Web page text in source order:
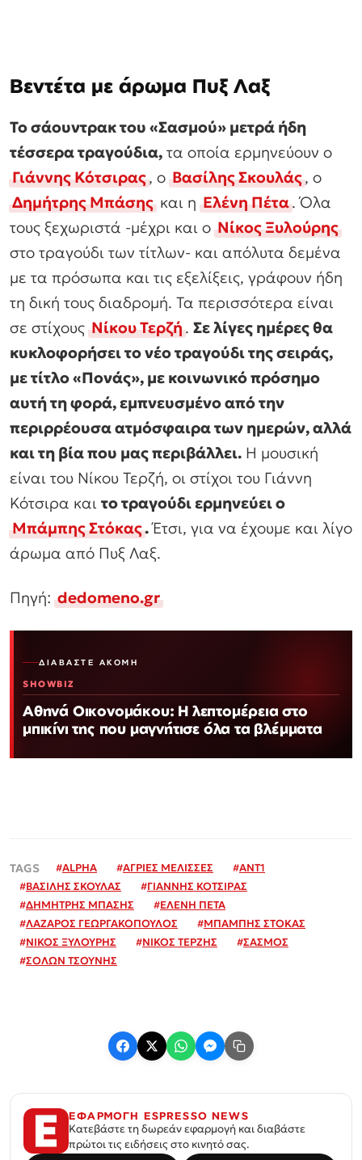
Βεντέτα με άρωμα Πυξ Λαξ
Το σάουντρακ του «Σασμού» μετρά ήδη
τέσσερα τραγούδια, τα οποία ερμηνεύουν ο
Γιάννης Κότσιρας, οΒασίλης Σκουλάς, ο
Δημήτρης Μπάσηςκαι ηΕλένη Πέτα. Όλα
τους ξεχωριστά -μέχρι και οΝίκος Ξυλούρης
στο τραγούδι των τίτλων- και απόλυτα δεμένα
με τα πρόσωπα και τις εξελίξεις, γράφουν ήδη
τη δική τους διαδρομή. Τα περισσότερα είναι
σε στίχουςΝίκου Τερζή. Σε λίγες ημέρες θα
κυκλοφορήσει το νέο τραγούδι της σειράς,
με τίτλο «Πονάς», με κοινωνικό πρόσημο
αυτή τη φορά, εμπνευσμένο από την
περιρρέουσα ατμόσφαιρα των ημερών, αλλά
και τη βία που μας περιβάλλει. Η μουσική
είναι του Νίκου Τερζή, οι στίχοι του Γιάννη
Κότσιρα και το τραγούδι ερμηνεύει ο
Μπάμπης Στόκας.Έτσι, για να έχουμε και λίγο
άρωμα από Πυξ Λαξ.
Πηγή:dedomeno.gr
ΔΙΑΒΆΣΤΕ ΑΚΌΜΗ
SHOWBIZ
Αθηνά Οικονομάκου: Η λεπτομέρεια στο
μπικίνι της που μαγνήτισε όλα τα βλέμματα
#ALPHA #ΑΓΡΙΕΣ ΜΕΛΙΣΣΕΣ #ΑΝΤ1
#ΒΑΣΙΛΗΣ ΣΚΟΥΛΑΣ #ΓΙΑΝΝΗΣ ΚΟΤΣΙΡΑΣ
#ΔΗΜΗΤΡΗΣ ΜΠΑΣΗΣ #ΕΛΕΝΗ ΠΕΤΑ
#ΛΑΖΑΡΟΣ ΓΕΩΡΓΑΚΟΠΟΥΛΟΣ #ΜΠΑΜΠΗΣ ΣΤΟΚΑΣ
#ΝΙΚΟΣ ΞΥΛΟΥΡΗΣ #ΝΙΚΟΣ ΤΕΡΖΗΣ #ΣΑΣΜΟΣ
#ΣΟΛΩΝ ΤΣΟΥΝΗΣ
ΕΦΑΡΜΟΓΗ ESPRESSO NEWS
Κατεβάστε τη δωρεάν εφαρμογή και διαβάστε
πρώτοι τις ειδήσεις στο κινητό σας.